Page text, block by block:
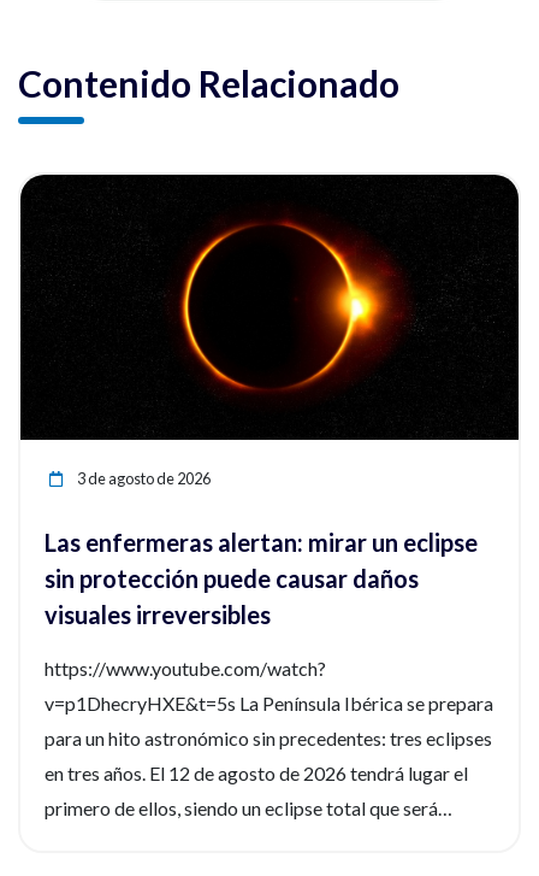
Contenido Relacionado
3 de agosto de 2026
Las enfermeras alertan: mirar un eclipse
sin protección puede causar daños
visuales irreversibles
https://www.youtube.com/watch?
v=p1DhecryHXE&t=5s La Península Ibérica se prepara
para un hito astronómico sin precedentes: tres eclipses
en tres años. El 12 de agosto de 2026 tendrá lugar el
primero de ellos, siendo un eclipse total que será
Ver noticia